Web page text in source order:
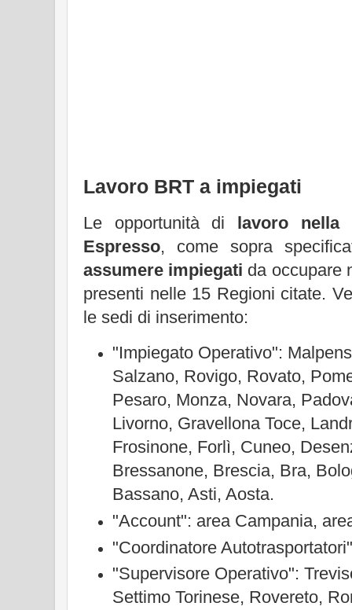
Lavoro BRT a impiegati
Le opportunità di
lavoro nella
Espresso, come sopra
assumere impiegati da occupare
presenti nelle 15 Regioni citate.
le sedi di inserimento:
"Impiegato Operativo":
Salzano, Rovigo, Rovato,
Pesaro, Monza, Novara,
Livorno, Gravellona Toce,
Frosinone, Forlì, Cuneo,
Bressanone, Brescia, Bra,
Bassano, Asti, Aosta.
"Account": area Campania,
"Coordinatore
"Supervisore Operativo":
Settimo Torinese, Rovereto,